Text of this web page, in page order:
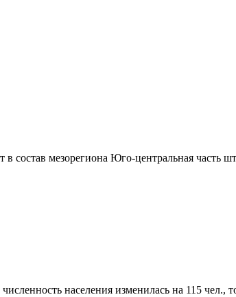
в состав мезорегиона Юго-центральная часть
населения изменилась на 115 чел.,